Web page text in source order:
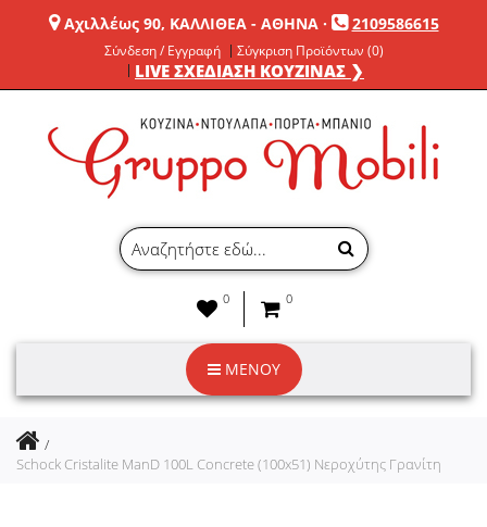
Αχιλλέως 90, ΚΑΛΛΙΘΕΑ - ΑΘΗΝΑ· 2109586615
Σύνδεση / Εγγραφή Σύγκριση Προϊόντων (0)
LIVE ΣΧΕΔΙΑΣΗ ΚΟΥΖΙΝΑΣ ❯
0 0
ΜΕΝΟΥ
Schock Cristalite ManD 100L Concrete (100x51) Νεροχύτης Γρανίτη